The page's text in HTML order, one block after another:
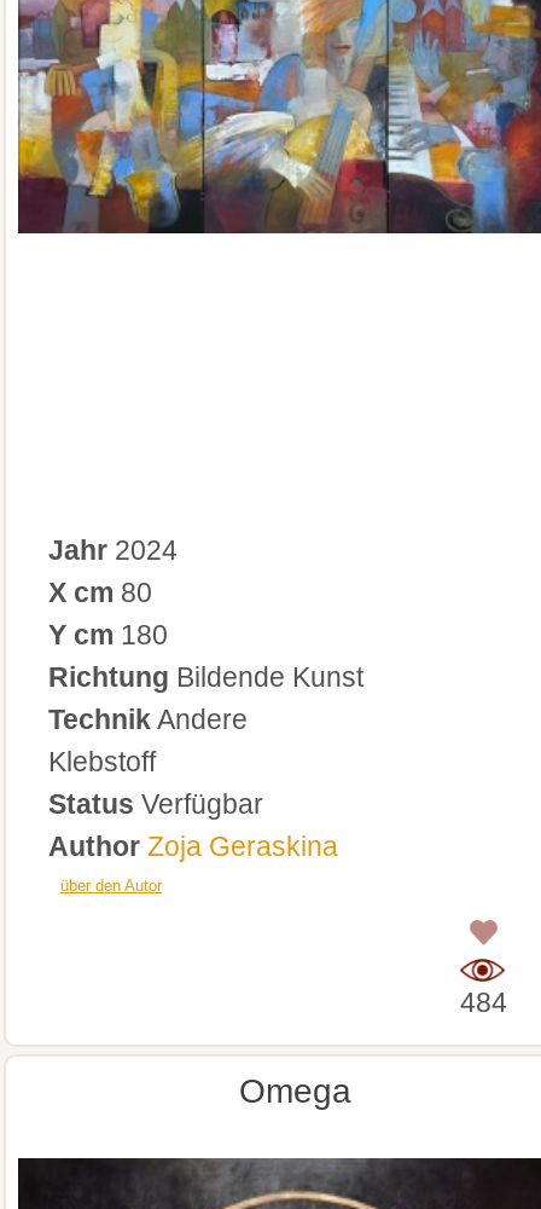
Jahr 2024
X cm 80
Y cm 180
Richtung Bildende Kunst
TechnikAndere
Klebstoff
Status Verfügbar
Author Zoja Geraskina
über den Autor
484
Omega